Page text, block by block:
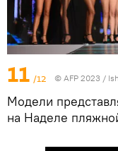
11 /12 © AFP 2023 /
Модели
на Наделе